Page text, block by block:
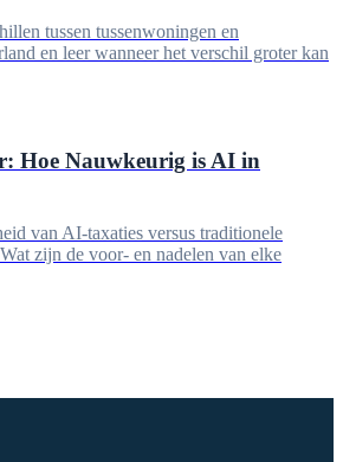
tussen tussenwoningen en
en leer wanneer het verschil groter kan
Hoe Nauwkeurig is AI in
van AI-taxaties versus traditionele
zijn de voor- en nadelen van elke